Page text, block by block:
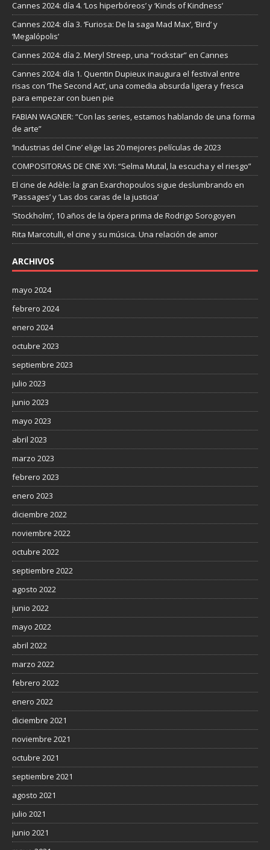
Cannes 2024: día 4. ‘Los hiperbóreos’ y ‘Kinds of Kindness’
Cannes 2024: día 3. ‘Furiosa: De la saga Mad Max’, ‘Bird’ y
‘Megalópolis’
Cannes 2024: día 2. Meryl Streep, una “rockstar” en Cannes
Cannes 2024: día 1. Quentin Dupieux inaugura el festival entre
risas con ‘The Second Act’, una comedia absurda ligera y fresca
para empezar con buen pie
FABIAN WAGNER: “Con las series, estamos hablando de una forma
de arte”
‘Industrias del Cine’ elige las 20 mejores películas de 2023
COMPOSITORAS DE CINE XVI: “Selma Mutal, la escucha y el riesgo”
El cine de Adèle: la gran Exarchopoulos sigue deslumbrando en
’Passages’ y ’Las dos caras de la justicia’
‘Stockholm’, 10 años de la ópera prima de Rodrigo Sorogoyen
Rita Marcotulli, el cine y su música. Una relación de amor
ARCHIVOS
mayo 2024
febrero 2024
enero 2024
octubre 2023
septiembre 2023
julio 2023
junio 2023
mayo 2023
abril 2023
marzo 2023
febrero 2023
enero 2023
diciembre 2022
noviembre 2022
octubre 2022
septiembre 2022
agosto 2022
junio 2022
mayo 2022
abril 2022
marzo 2022
febrero 2022
enero 2022
diciembre 2021
noviembre 2021
octubre 2021
septiembre 2021
agosto 2021
julio 2021
junio 2021